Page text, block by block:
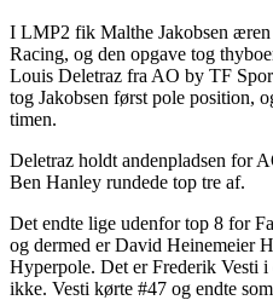
I LMP2 fik Malthe Jakobsen
Racing, og den opgave tog
Louis Deletraz fra AO by TF
tog Jakobsen først pole position,
timen.
Deletraz holdt andenpladsen for
Ben Hanley rundede top tre af.
Det endte lige udenfor top 8 for
og dermed er David Heinemeier
Hyperpole. Det er Frederik Vesti
ikke. Vesti kørte #47 og endte som